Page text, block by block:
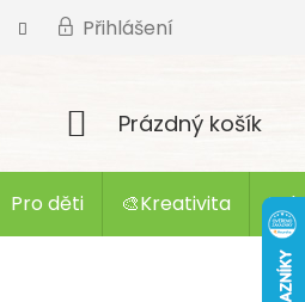
Přihlášení
Nákupní
Prázdný košík
Pro děti 🎨Kreativita